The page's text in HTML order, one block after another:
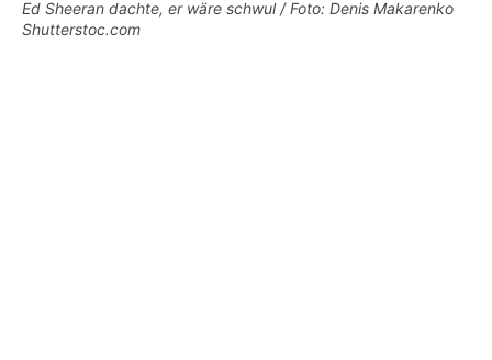
Ed Sheeran dachte, er wäre schwul / Foto: Denis Makarenko
Shutterstoc.com